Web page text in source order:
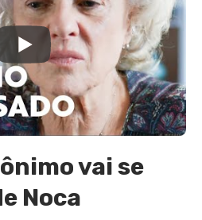
vai se
Noca